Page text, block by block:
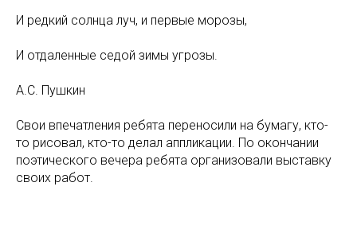
И редкий солнца луч, и первые морозы,
И отдаленные седой зимы угрозы.
А.С. Пушкин
Свои впечатления ребята переносили на бумагу, кто-
то рисовал, кто-то делал аппликации. По окончании
поэтического вечера ребята организовали выставку
своих работ.